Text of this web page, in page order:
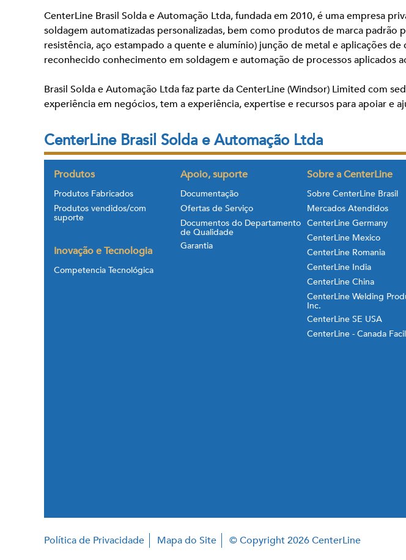
CenterLine Brasil Solda e Automação Ltda, fundada em 2010, é uma empresa
soldagem automatizadas personalizadas, bem como produtos de marca
resistência, aço estampado a quente e alumínio) junção de metal e aplicações
reconhecido conhecimento em soldagem e automação de processos
Brasil Solda e Automação Ltda faz parte da CenterLine (Windsor) Limited com
experiência em negócios, tem a experiência, expertise e recursos para apoiar e
CenterLine Brasil Solda e Automação Ltda
Produtos
Produtos Fabricados
Produtos vendidos/com
suporte
Inovação e Tecnologia
Competencia Tecnológica
Apoio, suporte
Documentação
Ofertas de Serviço
Documentos do Departamento
de Qualidade
Garantia
Sobre a CenterLine
Sobre CenterLine Brasil
Mercados Atendidos
CenterLine Germany
CenterLine Mexico
CenterLine Romania
CenterLine India
CenterLine China
CenterLine Welding
Inc.
CenterLine SE USA
CenterLine - Canada
Política de Privacidade Mapa do Site © Copyright 2026 CenterLine